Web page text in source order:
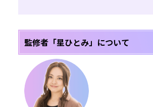
監修者「星ひとみ」について